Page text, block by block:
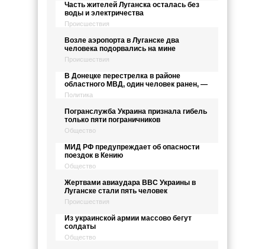
Часть жителей Луганска осталась без
воды и электричества
Происшествия
Возле аэропорта в Луганске два
человека подорвались на мине
Происшествия
В Донецке перестрелка в районе
областного МВД, один человек ранен, —
Политика
Погранслужба Украина признала гибель
только пяти пограничников
Общество
МИД РФ предупреждает об опасности
поездок в Кению
Общество
Жертвами авиаудара ВВС Украины в
Луганске стали пять человек
Происшествия
Из украинской армии массово бегут
солдаты
Общество